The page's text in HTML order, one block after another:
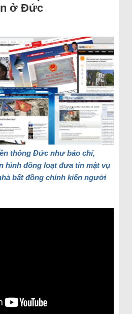
ở Đức
thông Đức như báo chí,
hình đồng loạt đưa tin mật vụ
bất đồng chính kiến người